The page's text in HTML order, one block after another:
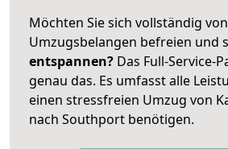
Möchten Sie sich vollständig
Umzugsbelangen befreien und
entspannen? Das Full-Service-
genau das. Es umfasst alle
einen stressfreien Umzug von
nach Southport benötigen.